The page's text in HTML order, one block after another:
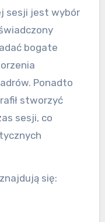
sesji jest wybór
bogate
Ponadto
stworzyć
sesji, co
się: